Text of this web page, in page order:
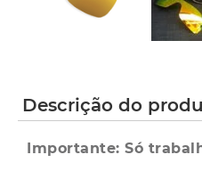
Descrição do
Importante: Só